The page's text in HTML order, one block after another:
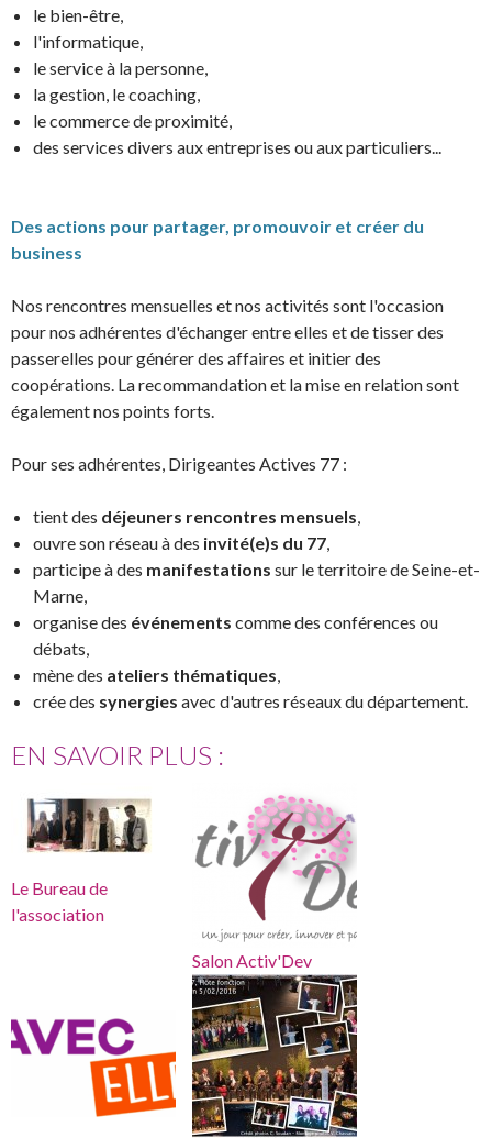
le bien-être,
l'informatique,
le service à la personne,
la gestion, le coaching,
le commerce de proximité,
des services divers aux entreprises ou aux particuliers...
Des actions pour partager, promouvoir et créer du
business
Nos rencontres mensuelles et nos activités sont l'occasion
pour nos adhérentes d'échanger entre elles et de tisser des
passerelles pour générer des affaires et initier des
coopérations. La recommandation et la mise en relation sont
également nos points forts.
Pour ses adhérentes, Dirigeantes Actives 77 :
tient des déjeuners rencontres mensuels,
ouvre son réseau à des invité(e)s du 77,
participe à des manifestations sur le territoire de Seine-et-
Marne,
organise des événements comme des conférences ou
débats,
mène des ateliers thématiques,
crée des synergies avec d'autres réseaux du département.
EN SAVOIR PLUS :
Le Bureau de
l'association
Salon Activ'Dev